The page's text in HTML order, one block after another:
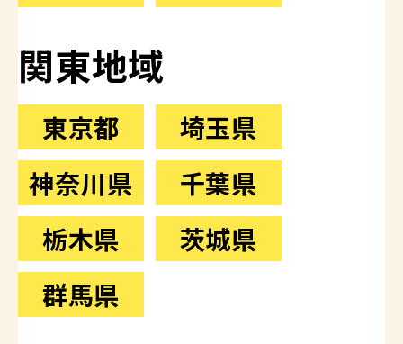
関東地域
東京都
埼玉県
神奈川県
千葉県
栃木県
茨城県
群馬県